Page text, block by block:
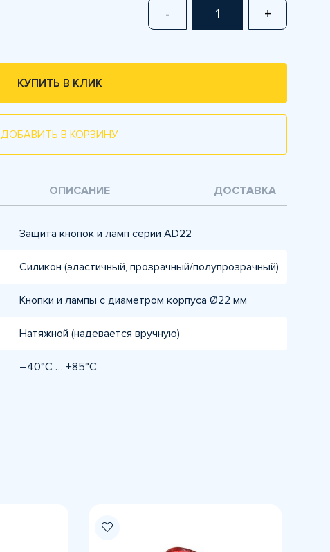
- +
КУПИТЬ В КЛИК
ДОБАВИТЬ В КОРЗИНУ
ОПИСАНИЕ ДОСТАВКА
Защита кнопок и ламп серии AD22
Силикон (эластичный, прозрачный/полупрозрачный)
Кнопки и лампы с диаметром корпуса Ø22 мм
Натяжной (надевается вручную)
–40°C … +85°C